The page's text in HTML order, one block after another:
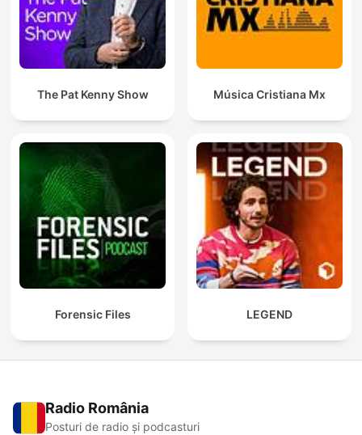
The Pat Kenny Show Música Cristiana Mx
Forensic Files LEGEND
Radio România
Posturi de radio și podcasturi